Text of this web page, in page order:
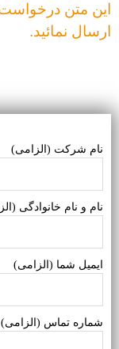
متن درخواست
نمائید.
شرکت (الزامی)
و نام خانوادگی
شما (الزامی)
تماس (الزامی)